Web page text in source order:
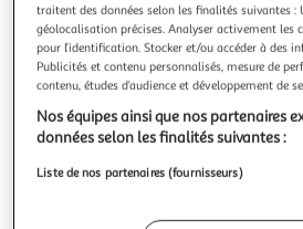
Livr. ou retrait dès 1/2 semaines
A partir de 7,99€
Plus d'options
Vendu parParis Prix
Livr. ou retrait dès 1/2 semaines
traitent des données selon les finalités suivantes :
géolocalisation précises. Analyser activement les
pour l’identification. Stocker et/ou accéder à des
Publicités et contenu personnalisés, mesure de
contenu, études d’audience et développement de
Nos équipes ainsi que nos partenaires
données selon les finalités suivantes :
Liste de nos partenaires (fournisseurs)